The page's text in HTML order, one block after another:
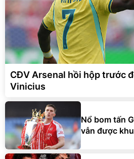
CĐV Arsenal hồi hộp trước
Vinicius
Nổ bom tấn
vẫn được